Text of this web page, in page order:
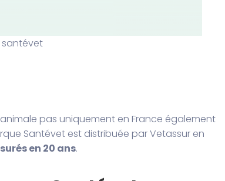
pas uniquement en France également
Santévet est distribuée par Vetassur en
en 20 ans.